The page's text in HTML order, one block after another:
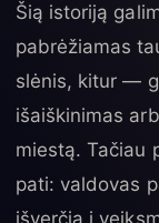
Šią istoriją
pabrėžiamas
slėnis, kitur —
išaiškinimas
miestą. Tačiau
pati: valdovas